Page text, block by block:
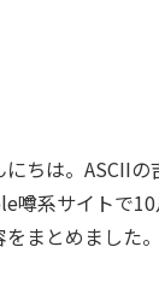
ちは。ASCIIの
噂系サイトで
まとめました。